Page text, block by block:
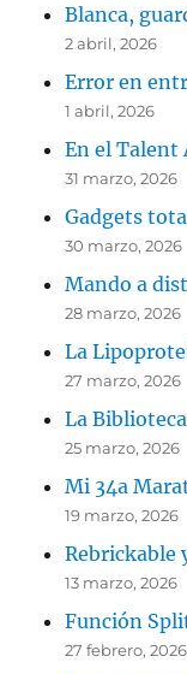
Blanca,
2 abril, 2026
Error en
1 abril, 2026
En el Talent
31 marzo, 2026
Gadgets
30 marzo, 2026
Mando a
28 marzo, 2026
La
27 marzo, 2026
La
25 marzo, 2026
Mi 34a
19 marzo, 2026
Rebrickable
13 marzo, 2026
Función
27 febrero, 2026